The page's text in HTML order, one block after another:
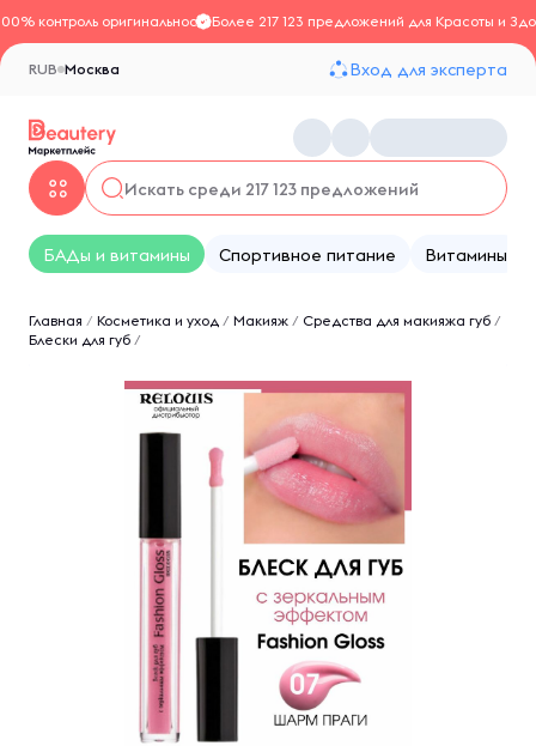
контроль оригинальностиБолее 217 123 предложений для Красоты и
Москва
RUB Вход для эксперта
БАДы и витамины Спортивное питание Витамины
Главная / Косметика и уход / Макияж / Средства для макияжа губ /
Блески для губ /